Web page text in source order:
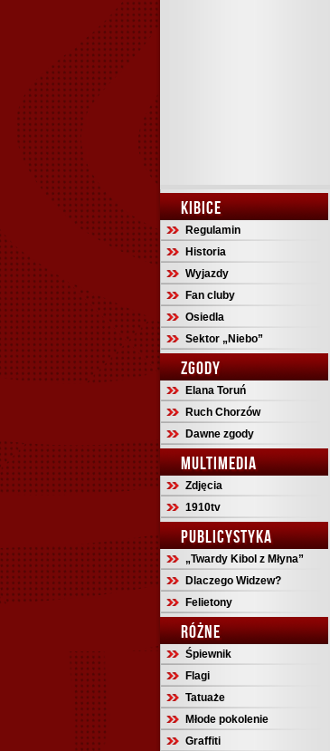
KIBICE
Regulamin
Historia
Wyjazdy
Fan cluby
Osiedla
Sektor „Niebo”
ZGODY
Elana Toruń
Ruch Chorzów
Dawne zgody
MULTIMEDIA
Zdjęcia
1910tv
PUBLICYSTYKA
„Twardy Kibol z Młyna”
Dlaczego Widzew?
Felietony
RÓŻNE
Śpiewnik
Flagi
Tatuaże
Młode pokolenie
Graffiti